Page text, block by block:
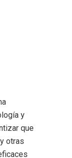
y
que
otras